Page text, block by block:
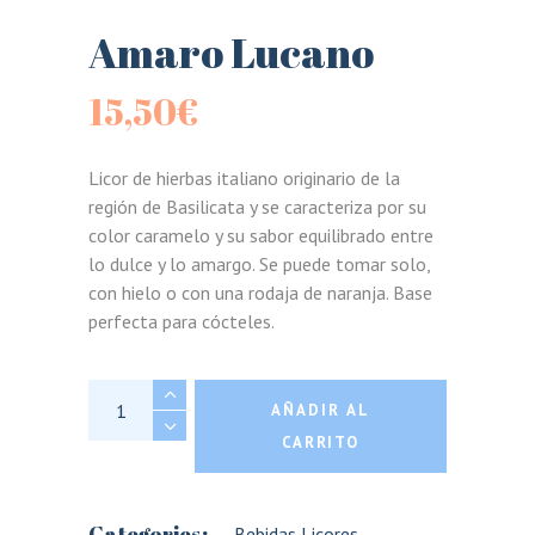
Amaro Lucano
15,50€
Licor de hierbas italiano originario de la
región de Basilicata y se caracteriza por su
color caramelo y su sabor equilibrado entre
lo dulce y lo amargo. Se puede tomar solo,
con hielo o con una rodaja de naranja. Base
perfecta para cócteles.
Amaro Lucano quantity
AÑADIR AL
CARRITO